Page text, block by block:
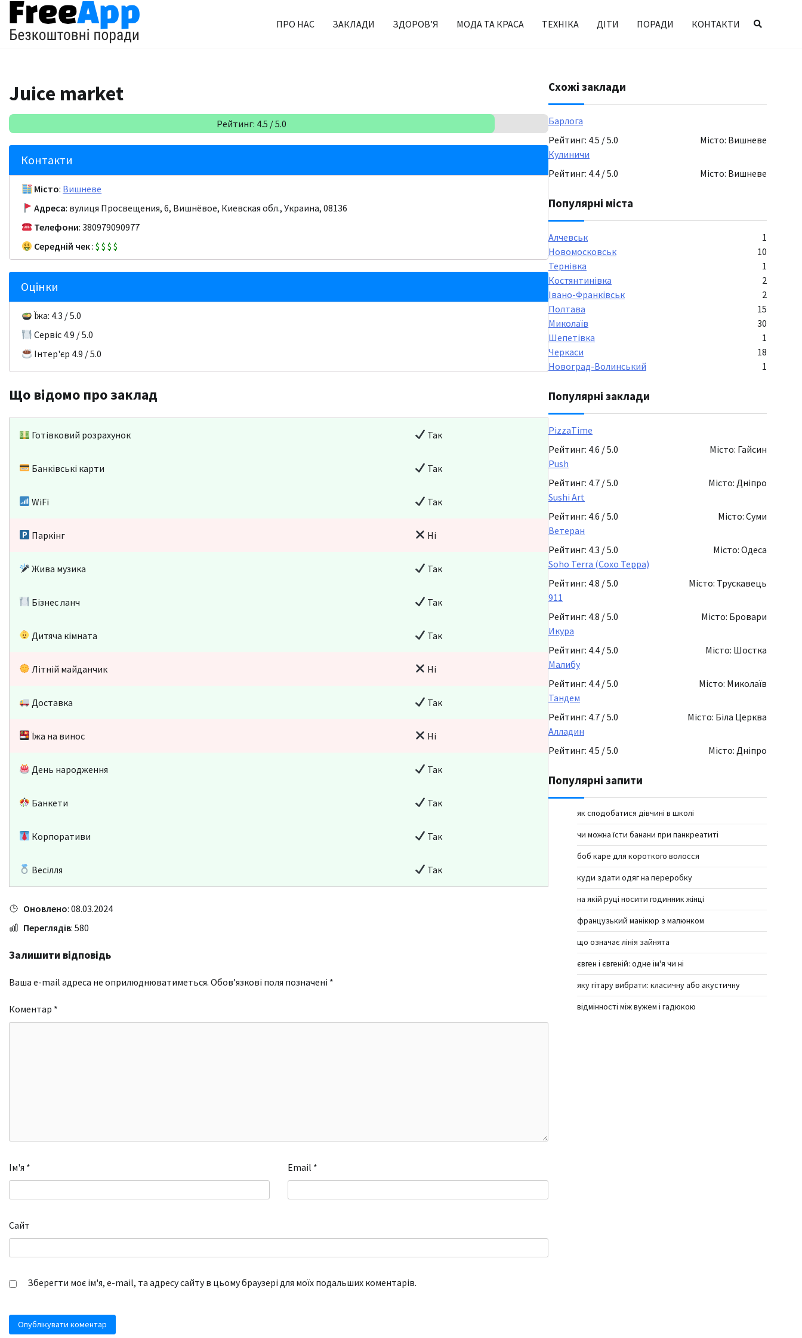
Перейти
до
вмісту
ПРО НАС ЗАКЛАДИ ЗДОРОВ’Я МОДА ТА КРАСА ТЕХНІКА ДІТИ ПОРАДИ КОНТАКТИ
Juice market
Рейтинг: 4.5 / 5.0
Контакти
Місто: Вишневе
Адреса: вулиця Просвещения, 6, Вишнёвое, Киевская обл., Украина, 08136
Телефони: 380979090977
Середній чек:$ $ $ $
Оцінки
Їжа: 4.3 / 5.0
Сервіс 4.9 / 5.0
Інтер'єр 4.9 / 5.0
Що відомо про заклад
Готівковий розрахунок Так
Банківські карти Так
WiFi Так
Паркінг Ні
Жива музика Так
Бізнес ланч Так
Дитяча кімната Так
Літній майданчик Ні
Доставка Так
Їжа на винос Ні
День народження Так
Банкети Так
Корпоративи Так
Весілля Так
Оновлено: 08.03.2024
Переглядів: 580
Залишити відповідь
Ваша e-mail адреса не оприлюднюватиметься. Обов’язкові поля позначені *
Коментар *
Ім'я * Email *
Сайт
Зберегти моє ім'я, e-mail, та адресу сайту в цьому браузері для моїх подальших коментарів.
Схожі заклади
Барлога
Рейтинг: 4.5 / 5.0
Місто: Вишневе
Кулиничи
Рейтинг: 4.4 / 5.0
Місто: Вишневе
Популярні міста
Алчевськ
1
Новомосковськ
10
Тернівка
1
Костянтинівка
2
Івано-Франківськ
2
Полтава
15
Миколаїв
30
Шепетівка
1
Черкаси
18
Новоград-Волинський
1
Популярні заклади
PizzaTime
Рейтинг: 4.6 / 5.0
Місто: Гайсин
Push
Рейтинг: 4.7 / 5.0
Місто: Дніпро
Sushi Art
Рейтинг: 4.6 / 5.0
Місто: Суми
Ветеран
Рейтинг: 4.3 / 5.0
Місто: Одеса
Soho Terra (Сохо Терра)
Рейтинг: 4.8 / 5.0
Місто: Трускавець
911
Рейтинг: 4.8 / 5.0
Місто: Бровари
Икура
Рейтинг: 4.4 / 5.0
Місто: Шостка
Малибу
Рейтинг: 4.4 / 5.0
Місто: Миколаїв
Тандем
Рейтинг: 4.7 / 5.0
Місто: Біла Церква
Алладин
Рейтинг: 4.5 / 5.0
Місто: Дніпро
Популярні запити
як сподобатися дівчині в школі
чи можна їсти банани при панкреатиті
боб каре для короткого волосся
куди здати одяг на переробку
на якій руці носити годинник жінці
французький манікюр з малюнком
що означає лінія зайнята
євген і євгеній: одне ім'я чи ні
яку гітару вибрати: класичну або акустичну
відмінності між вужем і гадюкою